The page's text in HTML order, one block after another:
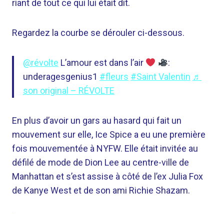
riant de tout ce qui lui était dit.
Regardez la courbe se dérouler ci-dessous.
@révolte L’amour est dans l’air
:
underagesgenius1 #fleurs #Saint Valentin ♬
son original – RÉVOLTE
En plus d’avoir un gars au hasard qui fait un
mouvement sur elle, Ice Spice a eu une première
fois mouvementée à NYFW. Elle était invitée au
défilé de mode de Dion Lee au centre-ville de
Manhattan et s’est assise à côté de l’ex Julia Fox
de Kanye West et de son ami Richie Shazam.